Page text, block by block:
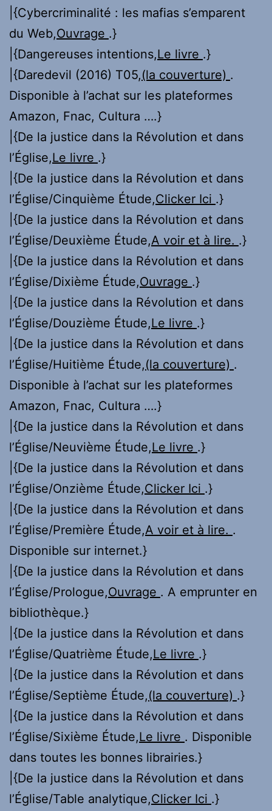
|{Cybercriminalité : les mafias s’emparent
du Web,Ouvrage .}
|{Dangereuses intentions,Le livre .}
|{Daredevil (2016) T05,(la couverture) .
Disponible à l’achat sur les plateformes
Amazon, Fnac, Cultura ….}
|{De la justice dans la Révolution et dans
l’Église,Le livre .}
|{De la justice dans la Révolution et dans
l’Église/Cinquième Étude,Clicker Ici .}
|{De la justice dans la Révolution et dans
l’Église/Deuxième Étude,A voir et à lire. .}
|{De la justice dans la Révolution et dans
l’Église/Dixième Étude,Ouvrage .}
|{De la justice dans la Révolution et dans
l’Église/Douzième Étude,Le livre .}
|{De la justice dans la Révolution et dans
l’Église/Huitième Étude,(la couverture) .
Disponible à l’achat sur les plateformes
Amazon, Fnac, Cultura ….}
|{De la justice dans la Révolution et dans
l’Église/Neuvième Étude,Le livre .}
|{De la justice dans la Révolution et dans
l’Église/Onzième Étude,Clicker Ici .}
|{De la justice dans la Révolution et dans
l’Église/Première Étude,A voir et à lire. .
Disponible sur internet.}
|{De la justice dans la Révolution et dans
l’Église/Prologue,Ouvrage . A emprunter en
bibliothèque.}
|{De la justice dans la Révolution et dans
l’Église/Quatrième Étude,Le livre .}
|{De la justice dans la Révolution et dans
l’Église/Septième Étude,(la couverture) .}
|{De la justice dans la Révolution et dans
l’Église/Sixième Étude,Le livre . Disponible
dans toutes les bonnes librairies.}
|{De la justice dans la Révolution et dans
l’Église/Table analytique,Clicker Ici .}